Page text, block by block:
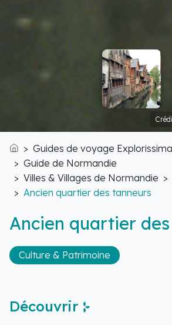
Accueil
Guides de voyage Explorissima
Guide de Normandie
Villes & Villages de Normandie
Ancien quartier des tanneurs
Ancien quartier
Culture & Patrimoine
Découvrir